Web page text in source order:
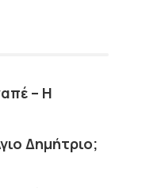
– Η
Δημήτριο;